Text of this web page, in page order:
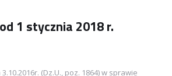
1 stycznia 2018 r.
(Dz.U., poz. 1864) w sprawie